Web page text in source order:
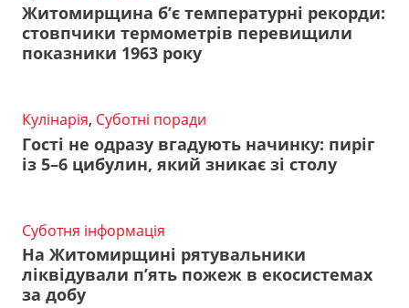
Житомирщина б’є температурні рекорди:
стовпчики термометрів перевищили
показники 1963 року
Кулінарія, Суботні поради
Гості не одразу вгадують начинку: пиріг
із 5–6 цибулин, який зникає зі столу
Суботня інформація
На Житомирщині рятувальники
ліквідували п’ять пожеж в екосистемах
за добу